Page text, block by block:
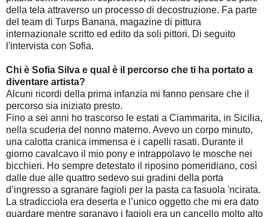
della tela attraverso un processo di decostruzione. Fa parte
del team di Turps Banana, magazine di pittura
internazionale scritto ed edito da soli pittori. Di seguito
l'intervista con Sofia.
Chi è Sofia Silva e qual è il percorso che ti ha portato a
diventare artista?
Alcuni ricordi della prima infanzia mi fanno pensare che il
percorso sia iniziato presto.
Fino a sei anni ho trascorso le estati a Ciammarita, in Sicilia,
nella scuderia del nonno materno. Avevo un corpo minuto,
una calotta cranica immensa e i capelli rasati. Durante il
giorno cavalcavo il mio pony e intrappolavo le mosche nei
bicchieri. Ho sempre detestato il riposino pomeridiano, così
dalle due alle quattro sedevo sui gradini della porta
d’ingresso a sgranare fagioli per la pasta ca fasuola 'ncirata.
La stradicciola era deserta e l’unico oggetto che mi era dato
guardare mentre sgranavo i fagioli era un cancello molto alto